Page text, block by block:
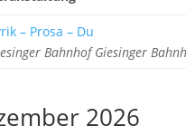
– Prosa – Du
Bahnhof Giesinger
2026